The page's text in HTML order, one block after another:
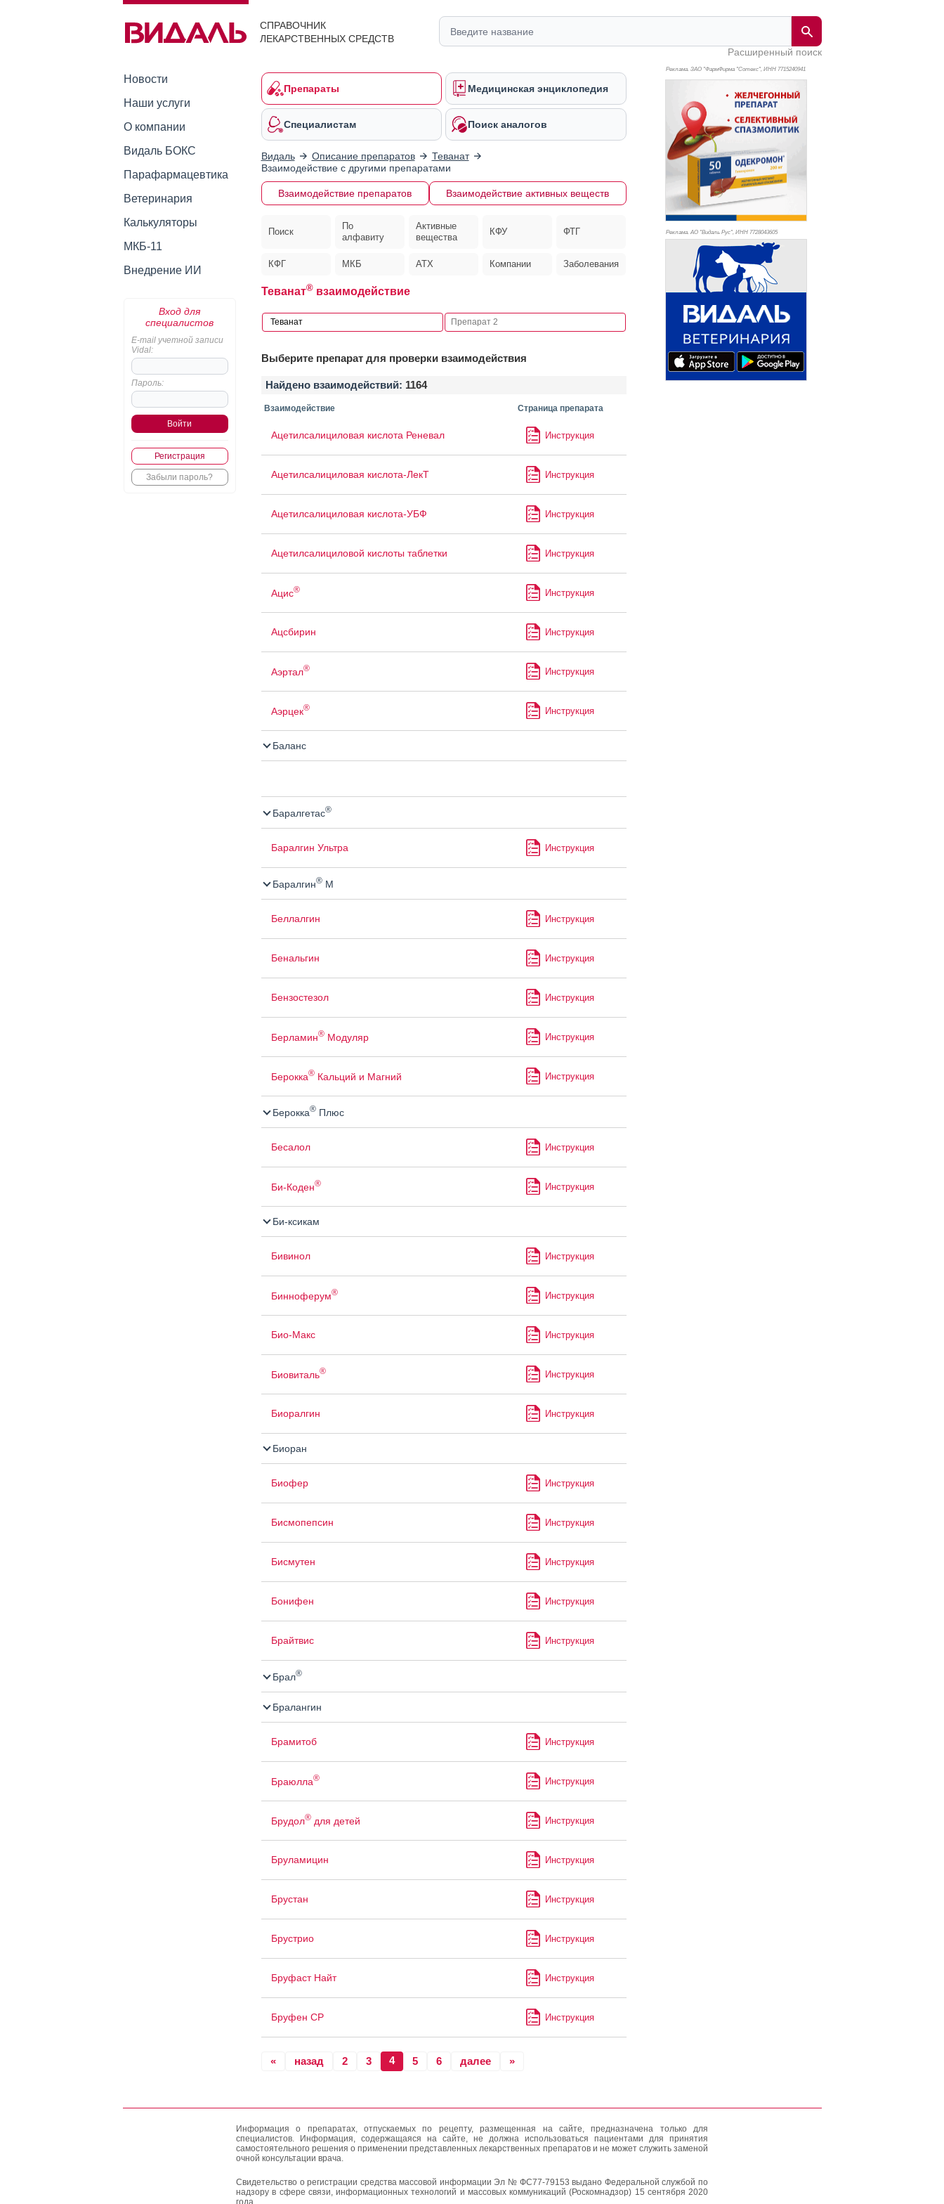
СПРАВОЧНИК
ЛЕКАРСТВЕННЫХ СРЕДСТВ
Расширенный поиск
Новости
Наши услуги
О компании
Видаль БОКС
Парафармацевтика
Ветеринария
Калькуляторы
МКБ-11
Внедрение ИИ
Вход для
специалистов
E-mail учетной записи
Vidal:
Пароль:
Регистрация
Забыли пароль?
Препараты Медицинская энциклопедия
Специалистам Поиск аналогов
Видаль Описание препаратов
Теванат
Взаимодействие с другими препаратами
Взаимодействие препаратов Взаимодействие активных веществ
Поиск
По
алфавиту
Активные
вещества
КФУ ФТГ
КФГ МКБ АТХ Компании Заболевания
Теванат®взаимодействие
Выберите препарат для проверки взаимодействия
Найдено взаимодействий: 1164
Взаимодействие Страница препарата
Ацетилсалициловая кислота Реневал Инструкция
Ацетилсалициловая кислота-ЛекТ Инструкция
Ацетилсалициловая кислота-УБФ Инструкция
Ацетилсалициловой кислоты таблетки Инструкция
Ацис® Инструкция
Ацсбирин Инструкция
Аэртал® Инструкция
Аэрцек® Инструкция
Баланс
Баралгетас®
Баралгин Ультра Инструкция
Баралгин®М
Беллалгин Инструкция
Бенальгин Инструкция
Бензостезол Инструкция
Берламин®Модуляр Инструкция
Берокка®Кальций и Магний Инструкция
Берокка®Плюс
Бесалол Инструкция
Би-Коден® Инструкция
Би-ксикам
Бивинол Инструкция
Бинноферум® Инструкция
Био-Макс Инструкция
Биовиталь® Инструкция
Биоралгин Инструкция
Биоран
Биофер Инструкция
Бисмопепсин Инструкция
Бисмутен Инструкция
Бонифен Инструкция
Брайтвис Инструкция
Брал®
Бралангин
Брамитоб Инструкция
Браюлла® Инструкция
Брудол®для детей Инструкция
Бруламицин Инструкция
Брустан Инструкция
Брустрио Инструкция
Бруфаст Найт Инструкция
Бруфен СР Инструкция
« назад 2 3 4 5 6 далее »
Реклама. ЗАО "ФармФирма "Сотекс", ИНН 7715240941
Реклама. АО "Видаль Рус", ИНН 7728043605
Информация о препаратах, отпускаемых по рецепту, размещенная на сайте, предназначена только для
специалистов. Информация, содержащаяся на сайте, не должна использоваться пациентами для принятия
самостоятельного решения о применении представленных лекарственных препаратов и не может служить заменой
очной консультации врача.
Свидетельство о регистрации средства массовой информации Эл № ФС77-79153 выдано Федеральной службой по
надзору в сфере связи, информационных технологий и массовых коммуникаций (Роскомнадзор) 15 сентября 2020
года.